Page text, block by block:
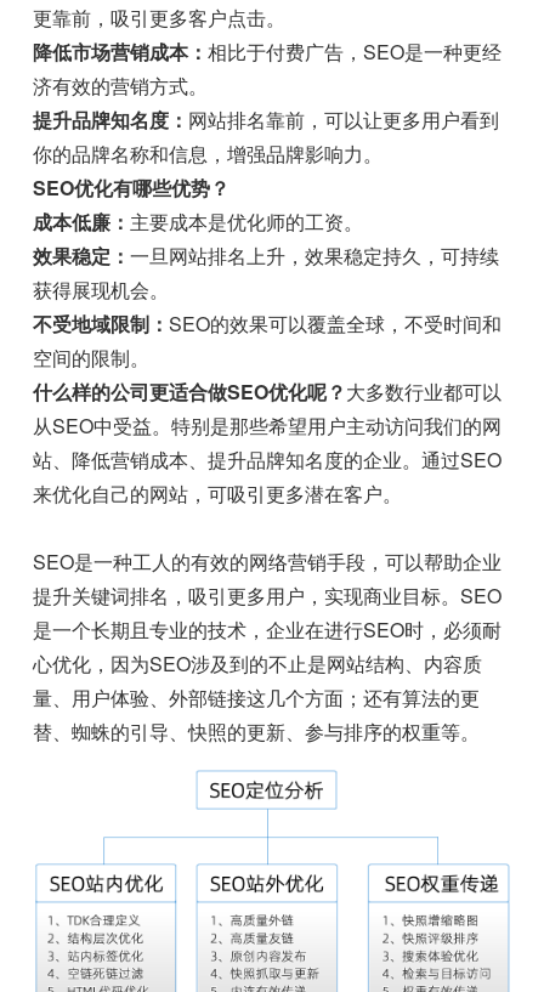
更靠前，吸引更多客户点击。
降低市场营销成本：相比于付费广告，SEO是一种更经
济有效的营销方式。
提升品牌知名度： 网站排名靠前，可以让更多用户看到
你的品牌名称和信息，增强品牌影响力。
SEO优化有哪些优势？
成本低廉： 主要成本是优化师的工资。
效果稳定：一旦网站排名上升，效果稳定持久，可持续
获得展现机会。
不受地域限制：SEO的效果可以覆盖全球，不受时间和
空间的限制。
什么样的公司更适合做SEO优化呢？大多数行业都可以
从SEO中受益。特别是那些希望用户主动访问我们的网
站、降低营销成本、提升品牌知名度的企业。通过SEO
来优化自己的网站，可吸引更多潜在客户。
SEO是一种工人的有效的网络营销手段，可以帮助企业
提升关键词排名，吸引更多用户，实现商业目标。SEO
是一个长期且专业的技术，企业在进行SEO时，必须耐
心优化，因为SEO涉及到的不止是网站结构、内容质
量、用户体验、外部链接这几个方面；还有算法的更
替、蜘蛛的引导、快照的更新、参与排序的权重等。